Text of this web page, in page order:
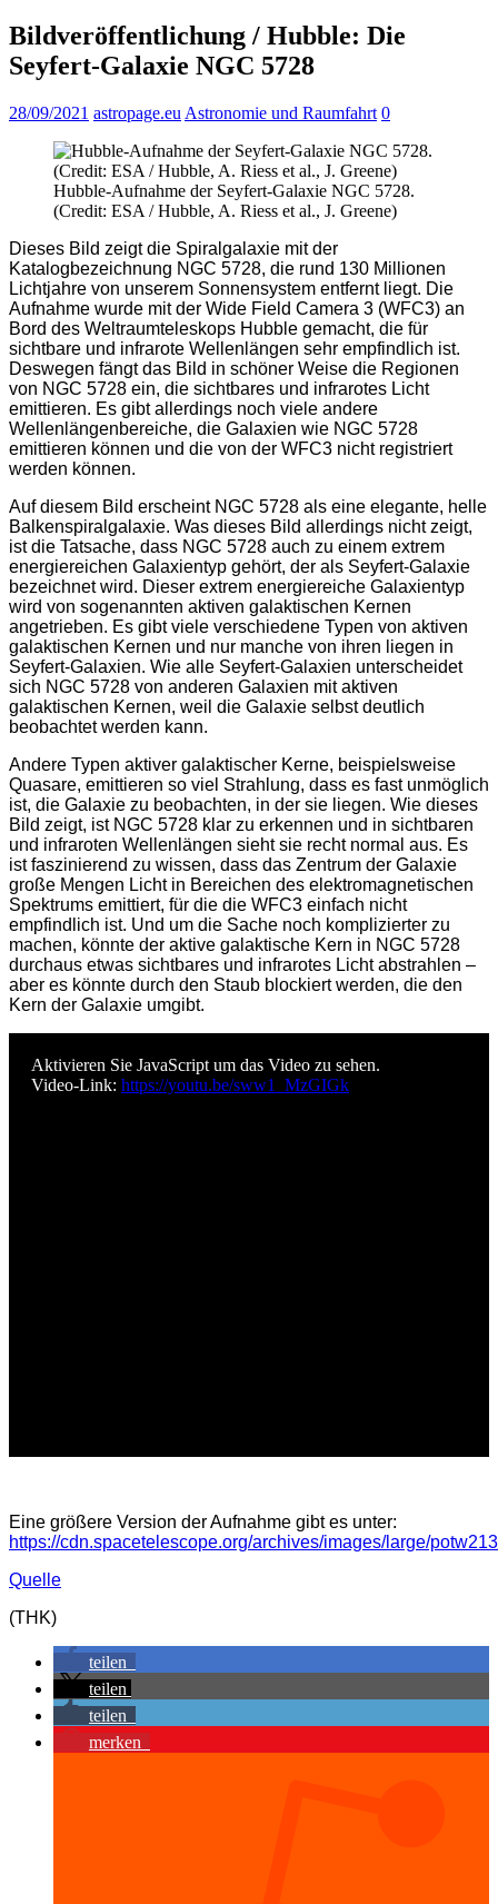
Bildveröffentlichung / Hubble: Die
Seyfert-Galaxie NGC 5728
28/09/2021 astropage.eu Astronomie und Raumfahrt 0
Hubble-Aufnahme der Seyfert-Galaxie NGC 5728.
(Credit: ESA / Hubble, A. Riess et al., J. Greene)
Dieses Bild zeigt die Spiralgalaxie mit der
Katalogbezeichnung NGC 5728, die rund 130 Millionen
Lichtjahre von unserem Sonnensystem entfernt liegt. Die
Aufnahme wurde mit der Wide Field Camera 3 (WFC3) an
Bord des Weltraumteleskops Hubble gemacht, die für
sichtbare und infrarote Wellenlängen sehr empfindlich ist.
Deswegen fängt das Bild in schöner Weise die Regionen
von NGC 5728 ein, die sichtbares und infrarotes Licht
emittieren. Es gibt allerdings noch viele andere
Wellenlängenbereiche, die Galaxien wie NGC 5728
emittieren können und die von der WFC3 nicht registriert
werden können.
Auf diesem Bild erscheint NGC 5728 als eine elegante, helle
Balkenspiralgalaxie. Was dieses Bild allerdings nicht zeigt,
ist die Tatsache, dass NGC 5728 auch zu einem extrem
energiereichen Galaxientyp gehört, der als Seyfert-Galaxie
bezeichnet wird. Dieser extrem energiereiche Galaxientyp
wird von sogenannten aktiven galaktischen Kernen
angetrieben. Es gibt viele verschiedene Typen von aktiven
galaktischen Kernen und nur manche von ihren liegen in
Seyfert-Galaxien. Wie alle Seyfert-Galaxien unterscheidet
sich NGC 5728 von anderen Galaxien mit aktiven
galaktischen Kernen, weil die Galaxie selbst deutlich
beobachtet werden kann.
Andere Typen aktiver galaktischer Kerne, beispielsweise
Quasare, emittieren so viel Strahlung, dass es fast unmöglich
ist, die Galaxie zu beobachten, in der sie liegen. Wie dieses
Bild zeigt, ist NGC 5728 klar zu erkennen und in sichtbaren
und infraroten Wellenlängen sieht sie recht normal aus. Es
ist faszinierend zu wissen, dass das Zentrum der Galaxie
große Mengen Licht in Bereichen des elektromagnetischen
Spektrums emittiert, für die die WFC3 einfach nicht
empfindlich ist. Und um die Sache noch komplizierter zu
machen, könnte der aktive galaktische Kern in NGC 5728
durchaus etwas sichtbares und infrarotes Licht abstrahlen –
aber es könnte durch den Staub blockiert werden, die den
Kern der Galaxie umgibt.
Aktivieren Sie JavaScript um das Video zu sehen.
Video-Link: https://youtu.be/sww1_MzGIGk
Eine größere Version der Aufnahme gibt es unter:
https://cdn.spacetelescope.org/archives/images/large/
Quelle
(THK)
teilen
teilen
teilen
merken